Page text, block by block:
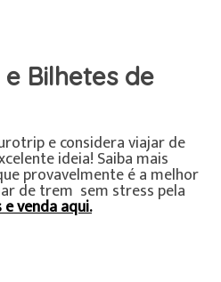
Bilhetes de
e considera viajar de
ideia! Saiba mais
provavelmente é a melhor
de trem sem stress pela
venda aqui.